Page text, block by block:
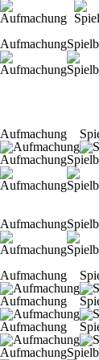
Aufmachung
Aufmachung
Aufmachung
Aufmachung
Aufmachung
Aufmachung
Aufmachung
Aufmachung